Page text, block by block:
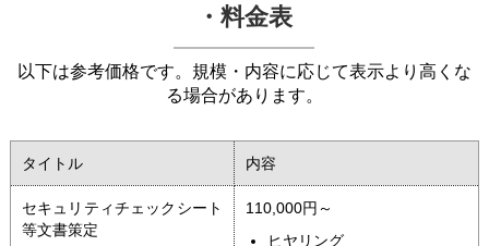
・料金表
以下は参考価格です。規模・内容に応じて表示より高くな
る場合があります。
タイトル 内容
セキュリティチェックシート
等文書策定
110,000円～
ヒヤリング